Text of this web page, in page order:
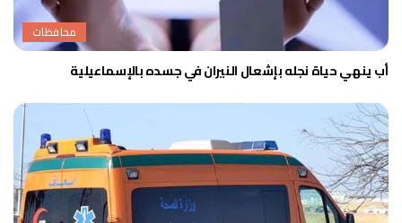
محافظات
أب ينهي حياة نجله بإشعال النيران في جسده بالإسماعيلية